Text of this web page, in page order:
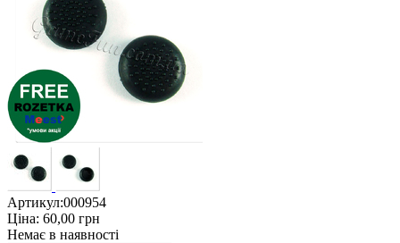
Артикул:000954
Ціна: 60,00 грн
Немає в наявності